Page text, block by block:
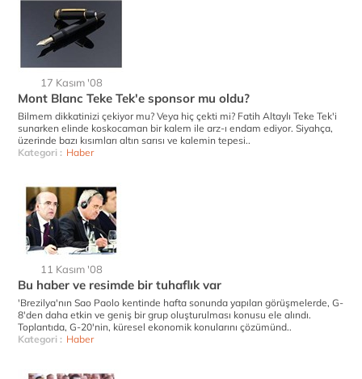
17 Kasım '08
Mont Blanc Teke Tek'e sponsor mu oldu?
Bilmem dikkatinizi çekiyor mu? Veya hiç çekti mi? Fatih Altaylı Teke Tek'i
sunarken elinde koskocaman bir kalem ile arz-ı endam ediyor. Siyahça,
üzerinde bazı kısımları altın sarısı ve kalemin tepesi..
Kategori : Haber
11 Kasım '08
Bu haber ve resimde bir tuhaflık var
'Brezilya'nın Sao Paolo kentinde hafta sonunda yapılan görüşmelerde, G-
8'den daha etkin ve geniş bir grup oluşturulması konusu ele alındı.
Toplantıda, G-20'nin, küresel ekonomik konularını çözümünd..
Kategori : Haber